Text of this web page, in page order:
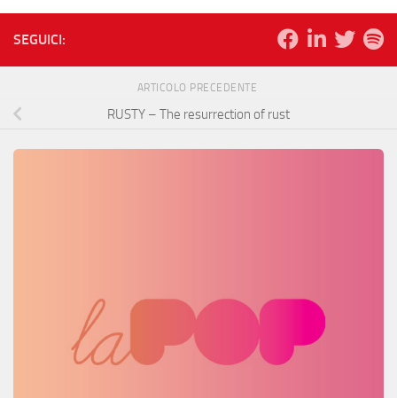
SEGUICI:
ARTICOLO PRECEDENTE
RUSTY – The resurrection of rust